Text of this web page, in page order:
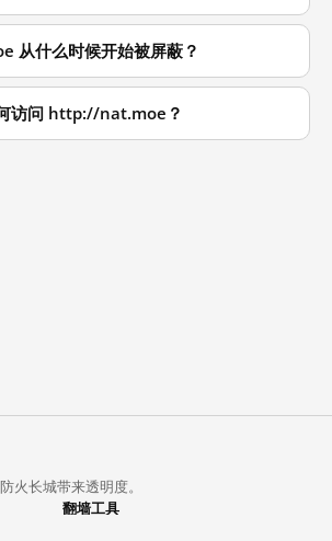
从什么时候开始被屏蔽？
访问 http://nat.moe？
火长城带来透明度。
翻墙工具